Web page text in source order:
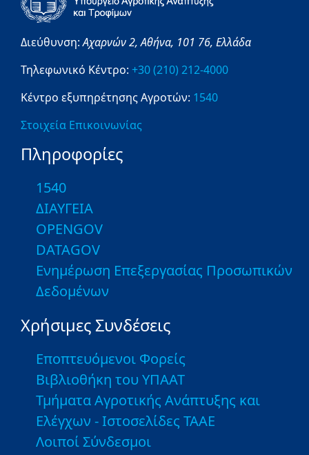
Διεύθυνση:Αχαρνών 2,Αθήνα, 101 76, Ελλάδα
Τηλεφωνικό Κέντρο: +30 (210) 212-4000
Κέντρο εξυπηρέτησης Αγροτών: 1540
Στοιχεία Επικοινωνίας
Πληροφορίες
1540
ΔΙΑΥΓΕΙΑ
OPENGOV
DATAGOV
Ενημέρωση Επεξεργασίας Προσωπικών
Δεδομένων
Χρήσιμες Συνδέσεις
Εποπτευόμενοι Φορείς
Βιβλιοθήκη του ΥΠΑΑΤ
Τμήματα Αγροτικής Ανάπτυξης και
Ελέγχων - Ιστοσελίδες ΤΑΑΕ
Λοιποί Σύνδεσμοι